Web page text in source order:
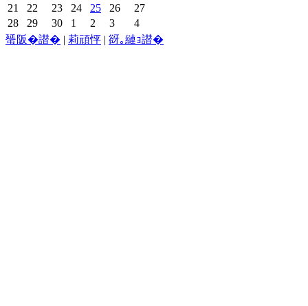
21
22 23 24 25 26
27
28
29 30 1 2 3
4
蜑阪�譛� | 莉頑怦 | 谺｡縺ｮ譛�